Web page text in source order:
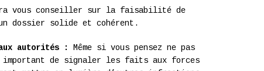
vous conseiller sur la faisabilité de
dossier solide et cohérent.
autorités :
Même si vous pensez ne pas
de signaler les faits aux forces